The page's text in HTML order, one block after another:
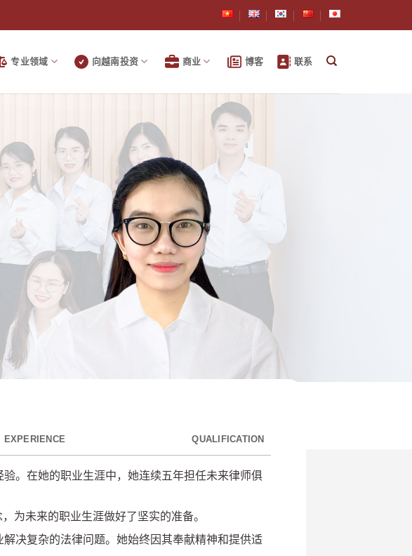
专业领域 向越南投资 商业 博客 联系
EXPERIENCE QUALIFICATION
。在她的职业生涯中，她连续五年担任未来律师俱
为未来的职业生涯做好了坚实的准备。
决复杂的法律问题。她始终因其奉献精神和提供适